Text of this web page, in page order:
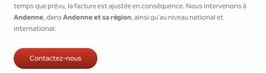
temps que prévu, la facture est ajustée en conséquence. Nous intervenons à
Andenne, dansAndenne et sa région, ainsi qu'au niveau national et
international.
Contactez-nous